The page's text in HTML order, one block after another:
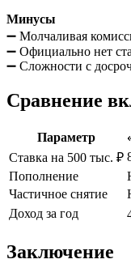
Минусы
➖ Молчаливая
➖ Официально нет
➖ Сложности с
Сравнение
Параметр
Ставка на 500 тыс. ₽
Пополнение
Частичное снятие
Доход за год
Заключение